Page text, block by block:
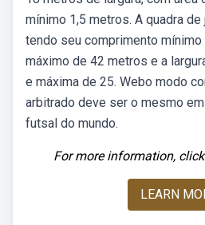
mínimo 1,5 metros. A quadra
tendo seu comprimento
máximo de 42 metros e a
e máxima de 25. Webo modo
arbitrado deve ser o mesmo
futsal do mundo.
For more information,
LEARN